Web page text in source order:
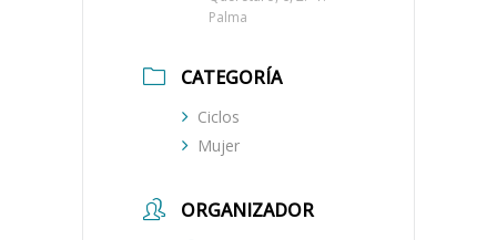
Palma
CATEGORÍA
Ciclos
Mujer
ORGANIZADOR